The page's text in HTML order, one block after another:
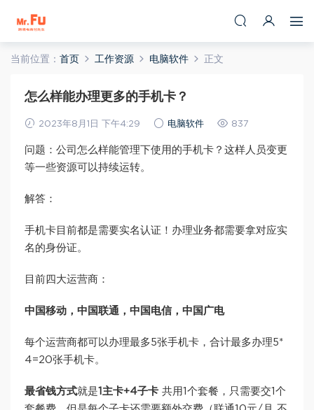
当前位置： 首页 工作资源 电脑软件 正文
怎么样能办理更多的手机卡？
2023年8月1日 下午4:29 电脑软件 837
问题：公司怎么样能管理下使用的手机卡？这样人员变更
等一些资源可以持续运转。
解答：
手机卡目前都是需要实名认证！办理业务都需要拿对应实
名的身份证。
目前四大运营商：
中国移动，中国联通，中国电信，中国广电
每个运营商都可以办理最多5张手机卡，合计最多办理5*
4=20张手机卡。
最省钱方式就是1主卡+4子卡 共用1个套餐，只需要交1个